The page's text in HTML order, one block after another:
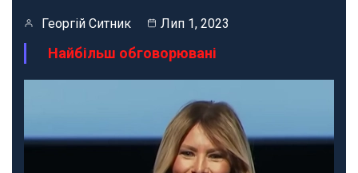
Георгій Ситник Лип 1, 2023
Найбільш обговорювані